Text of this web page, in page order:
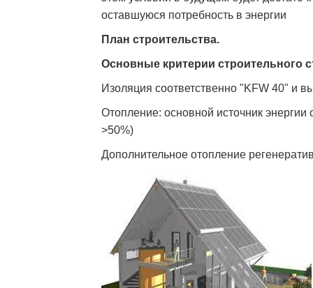
оставшуюся потребность в энергии
План строительства.
Основные критерии строительного
Изоляция соответственно "KFW 40" и
Отопление: основной источник
>50%)
Дополнительное отопление